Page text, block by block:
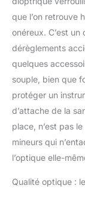
que l’on retrouve
onéreux. C’est
dérèglements
quelques
souple, bien que
protéger un
d’attache de la
place, n’est pas
mineurs qui
l’optique elle-
Qualité optique :